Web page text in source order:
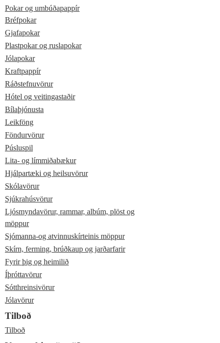
Pokar og umbúðapappír
Bréfpokar
Gjafapokar
Plastpokar og ruslapokar
Jólapokar
Kraftpappír
Ráðstefnuvörur
Hótel og veitingastaðir
Bílaþjónusta
Leikföng
Föndurvörur
Púsluspil
Lita- og límmiðabækur
Hjálpartæki og heilsuvörur
Skólavörur
Sjúkrahúsvörur
Ljósmyndavörur, rammar, albúm, plöst og
möppur
Sjómanna-og atvinnuskírteinis möppur
Skírn, ferming, brúðkaup og jarðarfarir
Fyrir þig og heimilið
Íþróttavörur
Sótthreinsivörur
Jólavörur
Tilboð
Tilboð